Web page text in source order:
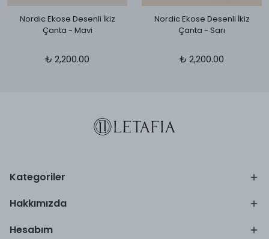
Nordic Ekose Desenli İkiz
Çanta - Mavi
₺ 2,200.00
Nordic Ekose Desenli İkiz
Çanta - Sarı
₺ 2,200.00
Kategoriler
Hakkımızda
Hesabım